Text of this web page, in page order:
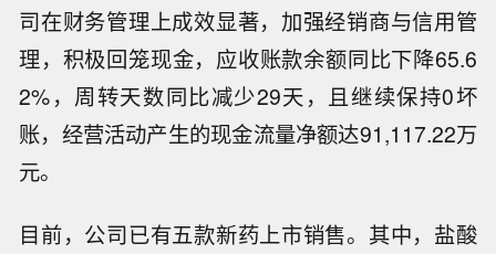
司在财务管理上成效显著，加强经销商与信用管
理，积极回笼现金，应收账款余额同比下降65.6
2%，周转天数同比减少29天，且继续保持0坏
账，经营活动产生的现金流量净额达91,117.22万
元。
目前，公司已有五款新药上市销售。其中，盐酸